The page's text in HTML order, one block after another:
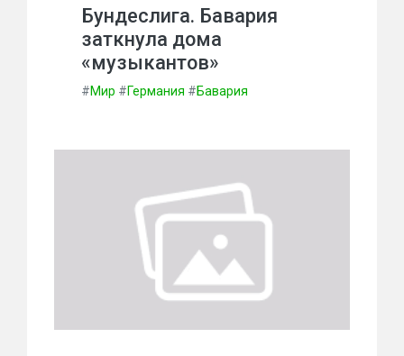
Бундеслига. Бавария
заткнула дома
«музыкантов»
#Мир #Германия #Бавария